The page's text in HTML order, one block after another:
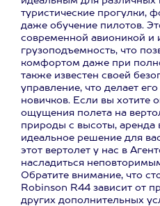
туристические прогулки,
даже обучение пилотов.
современной авионикой и
грузоподъемность, что
комфортом даже при
также известен своей
управление, что делает
новичков. Если вы хотите
ощущения полета на
природы с высоты, аренда
идеальное решение для
этот вертолет у нас в
насладиться
Обратите внимание, что
Robinson R44 зависит от
других дополнительных